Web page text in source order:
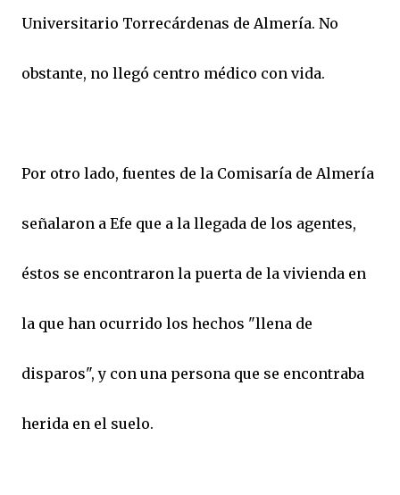
Universitario Torrecárdenas de Almería. No
obstante, no llegó centro médico con vida.
Por otro lado, fuentes de la Comisaría de Almería
señalaron a Efe que a la llegada de los agentes,
éstos se encontraron la puerta de la vivienda en
la que han ocurrido los hechos "llena de
disparos", y con una persona que se encontraba
herida en el suelo.